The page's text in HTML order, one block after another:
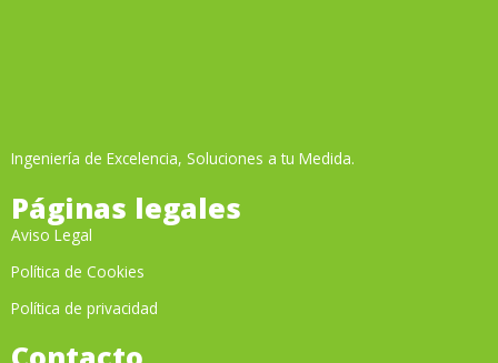
Ingeniería de Excelencia, Soluciones a tu Medida.
Páginas legales
Aviso Legal
Política de Cookies
Política de privacidad